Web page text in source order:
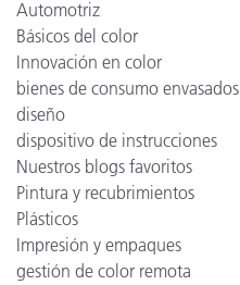
Automotriz
Básicos del color
Innovación en color
bienes de consumo envasados
diseño
dispositivo de instrucciones
Nuestros blogs favoritos
Pintura y recubrimientos
Plásticos
Impresión y empaques
gestión de color remota